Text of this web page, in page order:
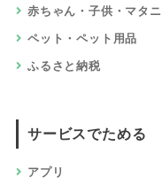
赤ちゃん・子供・マタ
ペット・ペット用品
ふるさと納税
サービスでためる
アプリ